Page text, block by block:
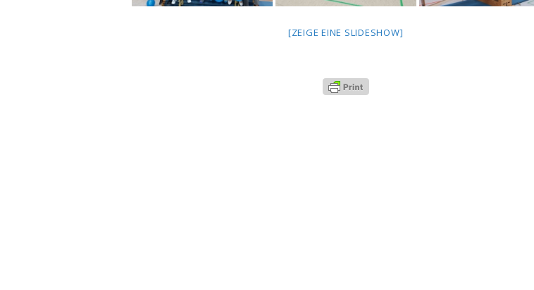
[ZEIGE EINE SLIDESHOW]